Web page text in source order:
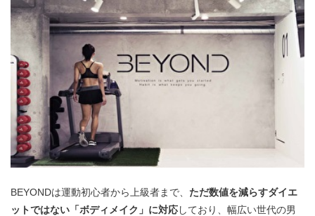
BEYONDは運動初心者から上級者まで、 ただ数値を減らすダイエ
ットではない「ボディメイク」に対応しており、幅広い世代の男